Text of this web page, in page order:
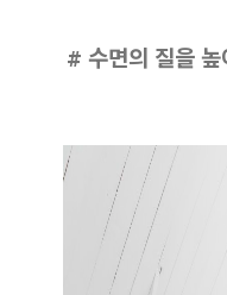
# 수면의 질을 높